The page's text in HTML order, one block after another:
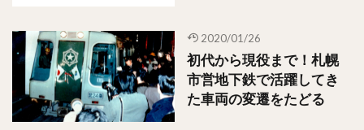
2020/01/26
初代から現役まで！札幌
市営地下鉄で活躍してき
た車両の変遷をたどる